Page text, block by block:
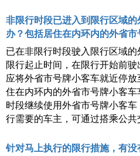
非限行时段已进入到限行区域
办？包括居住在内环内的外省
已在非限行时段驶入限行区域
限行起止时间，在限行开始前驶
应将外省市号牌小客车就近停
住在内环内的外省市号牌小客
时段继续使用外省市号牌小客
行需要的车主，可通过搭乘公共
针对马上执行的限行措施，有